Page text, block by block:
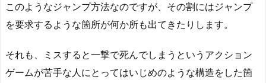
このようなジャンプ方法なのですが、その割にはジャンプ
を要求するような箇所が何か所も出てきたりします。
それも、ミスすると一撃で死んでしまうというアクション
ゲームが苦手な人にとってはいじめのような構造をした箇